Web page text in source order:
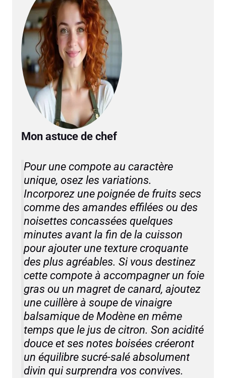
Mon astuce de chef
Pour une compote au caractère
unique, osez les variations.
Incorporez une poignée de fruits secs
comme des amandes effilées ou des
noisettes concassées quelques
minutes avant la fin de la cuisson
pour ajouter une texture croquante
des plus agréables. Si vous destinez
cette compote à accompagner un foie
gras ou un magret de canard, ajoutez
une cuillère à soupe de vinaigre
balsamique de Modène en même
temps que le jus de citron. Son acidité
douce et ses notes boisées créeront
un équilibre sucré-salé absolument
divin qui surprendra vos convives.